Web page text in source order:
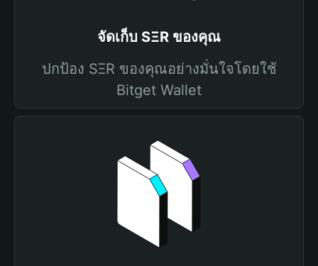
จัดเก็บ SΞR ของคุณ
ปกป้อง SΞR ของคุณอย่างมั่นใจโดยใช้
Bitget Wallet